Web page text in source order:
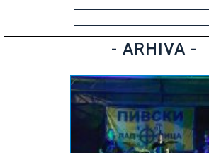
- ARHIVA -